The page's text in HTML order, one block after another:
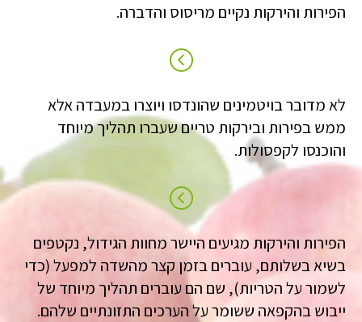
הפירות והירקות נקיים מריסוס והדברה.
לא מדובר בויטמינים שהונדסו ויוצרו במעבדה אלא
ממש בפירות ובירקות טריים שעברו תהליך מיוחד
והוכנסו לקפסולות.
הפירות והירקות מגיעים היישר מחוות הגידול, נקטפים
בשיא בשלותם, עוברים בזמן קצר מהשדה למפעל (כדי
לשמור על הטריות), שם הם עוברים תהליך מיוחד של
ייבוש בהקפאה ששומר על הערכים התזונתיים שלהם.